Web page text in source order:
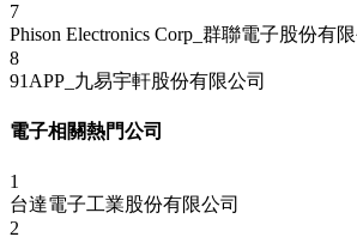
7
Phison Electronics Corp_群聯電子股份有
8
91APP_九易宇軒股份有限公司
電子相關熱門公司
1
台達電子工業股份有限公司
2